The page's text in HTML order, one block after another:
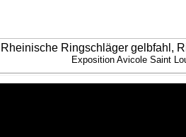
Rheinische Ringschläger gelbfahl,
Exposition Avicole Saint